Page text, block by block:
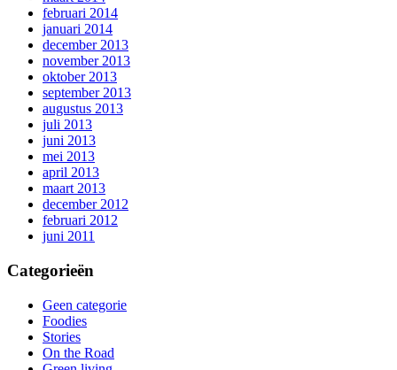
februari 2014
januari 2014
december 2013
november 2013
oktober 2013
september 2013
augustus 2013
juli 2013
juni 2013
mei 2013
april 2013
maart 2013
december 2012
februari 2012
juni 2011
Categorieën
Geen categorie
Foodies
Stories
On the Road